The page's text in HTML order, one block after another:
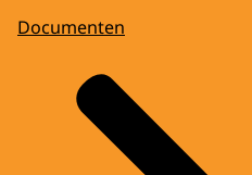
Documenten